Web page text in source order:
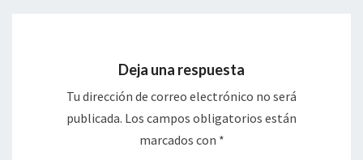
Deja una respuesta
Tu dirección de correo electrónico no será
publicada. Los campos obligatorios están
marcados con *